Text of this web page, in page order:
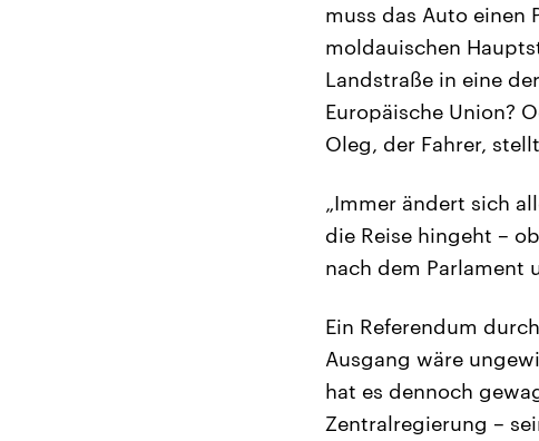
muss das Auto einen
moldauischen
Landstraße in eine
Europäische Union?
Oleg, der Fahrer,
„Immer ändert sich
die Reise hingeht –
nach dem Parlament
Ein Referendum
Ausgang wäre
hat es dennoch
Zentralregierung –